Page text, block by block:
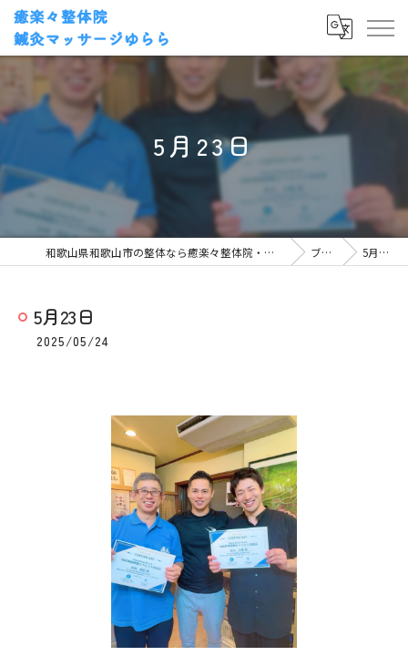
5月23日
和歌山県和歌山市の整体なら癒楽々整体院・鍼灸マッサージゆらら ブログ 5月23日
5月23日
2025/05/24